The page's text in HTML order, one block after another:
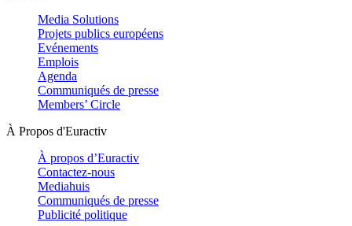
Media Solutions
Projets publics européens
Evénements
Emplois
Agenda
Communiqués de presse
Members’ Circle
À Propos d'Euractiv
À propos d’Euractiv
Contactez-nous
Mediahuis
Communiqués de presse
Publicité politique